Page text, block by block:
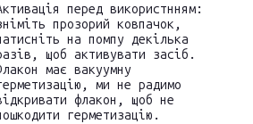
перед використнням:
прозорий ковпачок,
на помпу декілька
щоб активувати засіб.
має вакуумну
ми не радимо
флакон, щоб не
герметизацію.